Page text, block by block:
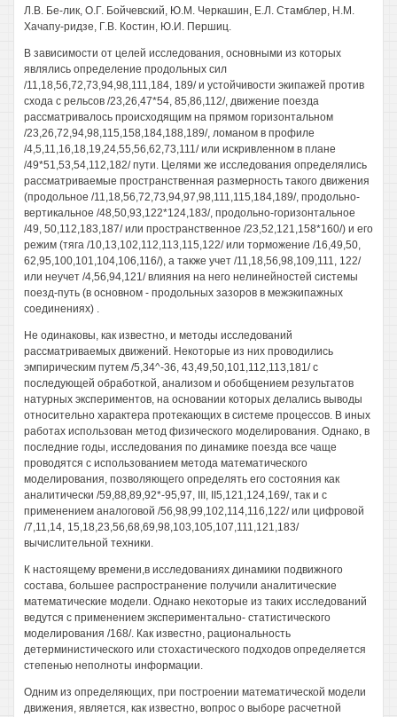
Л.В. Бе-лик, О.Г. Бойчевский, Ю.М. Черкашин, Е.Л. Стамблер, Н.М.
Хачапу-ридзе, Г.В. Костин, Ю.И. Першиц.
В зависимости от целей исследования, основными из которых
являлись определение продольных сил
/11,18,56,72,73,94,98,111,184, 189/ и устойчивости экипажей против
схода с рельсов /23,26,47*54, 85,86,112/, движение поезда
рассматривалось происходящим на прямом горизонтальном
/23,26,72,94,98,115,158,184,188,189/, ломаном в профиле
/4,5,11,16,18,19,24,55,56,62,73,111/ или искривленном в плане
/49*51,53,54,112,182/ пути. Целями же исследования определялись
рассматриваемые пространственная размерность такого движения
(продольное /11,18,56,72,73,94,97,98,111,115,184,189/, продольно-
вертикальное /48,50,93,122*124,183/, продольно-горизонтальное
/49, 50,112,183,187/ или пространственное /23,52,121,158*160/) и его
режим (тяга /10,13,102,112,113,115,122/ или торможение /16,49,50,
62,95,100,101,104,106,116/), а также учет /11,18,56,98,109,111, 122/
или неучет /4,56,94,121/ влияния на него нелинейностей системы
поезд-путь (в основном - продольных зазоров в межэкипажных
соединениях) .
Не одинаковы, как известно, и методы исследований
рассматриваемых движений. Некоторые из них проводились
эмпирическим путем /5,34^-36, 43,49,50,101,112,113,181/ с
последующей обработкой, анализом и обобщением результатов
натурных экспериментов, на основании которых делались выводы
относительно характера протекающих в системе процессов. В иных
работах использован метод физического моделирования. Однако, в
последние годы, исследования по динамике поезда все чаще
проводятся с использованием метода математического
моделирования, позволяющего определять его состояния как
аналитически /59,88,89,92*-95,97, III, II5,121,124,169/, так и с
применением аналоговой /56,98,99,102,114,116,122/ или цифровой
/7,11,14, 15,18,23,56,68,69,98,103,105,107,111,121,183/
вычислительной техники.
К настоящему времени,в исследованиях динамики подвижного
состава, большее распространение получили аналитические
математические модели. Однако некоторые из таких исследований
ведутся с применением экспериментально- статистического
моделирования /168/. Как известно, рациональность
детерминистического или стохастического подходов определяется
степенью неполноты информации.
Одним из определяющих, при построении математической модели
движения, является, как известно, вопрос о выборе расчетной